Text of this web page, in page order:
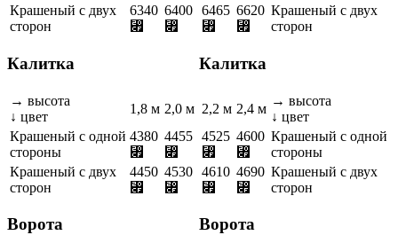
Крашеный с двух
сторон
6340
⃏
6400
⃏
Калитка
→ высота
↓ цвет
1,8 м 2,0 м
Крашеный с одной
стороны
4380
⃏
4455
⃏
Крашеный с двух
сторон
4450
⃏
4530
⃏
Ворота
6465
⃏
6620
⃏
Крашеный с двух
сторон
Калитка
2,2 м 2,4 м
→ высота
↓ цвет
4525
⃏
4600
⃏
Крашеный с одной
стороны
4610
⃏
4690
⃏
Крашеный с двух
сторон
Ворота